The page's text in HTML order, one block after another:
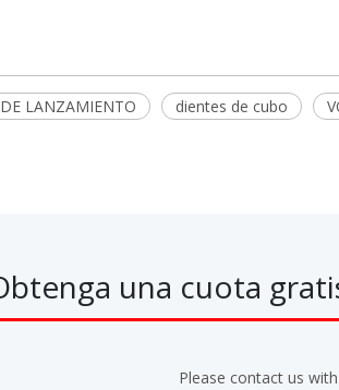
LANZAMIENTO dientes de cubo
una cuota
Please contact us